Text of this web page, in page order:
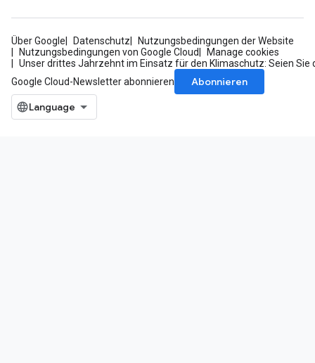
Über Google Datenschutz
Nutzungsbedingungen der Website
Nutzungsbedingungen von Google Cloud
Manage cookies
Unser drittes Jahrzehnt im Einsatz für den Klimaschutz: Seien Sie
Google Cloud-Newsletter abonnieren
Abonnieren